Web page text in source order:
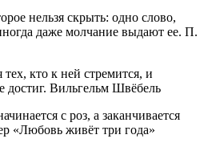
нельзя скрыть: одно слово,
даже молчание выдают ее. П.
кто к ней стремится, и
достиг. Вильгельм Швёбель
с роз, а заканчивается
«Любовь живёт три года»